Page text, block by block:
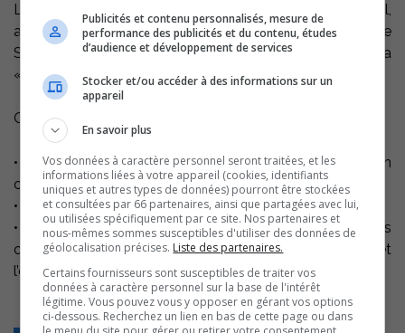
L’ancienne infirmière-chef du CSSS de Pierre-De Saurel,
actuelle enseignante et coordonatrice du programme
Soins infirmiers au Cégep Nelly Morin se dit touché par la
« vocation » des étudiantes.
Quelques données :
• Parmi les nouveaux au programme cette année, on
compte 9 garçons.
• Environ le tiers des étudiants iront au Bacc.
• Depuis l’adoption de la loi 90 en 2002, les infirmières
ont plus de responsabilités, notamment dans le suivi et
l’évaluation des patients.
Publicités et contenu personnalisés, mesure de
performance des publicités et du contenu, études
d’audience et développement de services
Stocker et/ou accéder à des informations sur un
appareil
En savoir plus
Vos données à caractère personnel seront traitées, et les
informations liées à votre appareil (cookies, identifiants
uniques et autres types de données) pourront être stockées
et consultées par 66 partenaires, ainsi que partagées avec lui,
ou utilisées spécifiquement par ce site. Nos partenaires et
nous-mêmes sommes susceptibles d'utiliser des données de
géolocalisation précises. Liste des partenaires.
Certains fournisseurs sont susceptibles de traiter vos
données à caractère personnel sur la base de l'intérêt
légitime. Vous pouvez vous y opposer en gérant vos options
ci-dessous. Recherchez un lien en bas de cette page ou dans